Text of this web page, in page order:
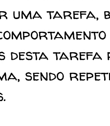
uma tarefa,
desta tarefa
sendo